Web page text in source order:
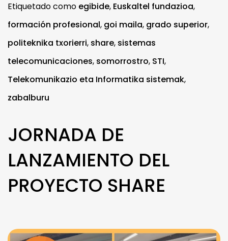
Etiquetado como egibide, Euskaltel fundazioa,
formación profesional, goi maila, grado superior,
politeknika txorierri, share, sistemas
telecomunicaciones, somorrostro, STI,
Telekomunikazio eta Informatika sistemak,
zabalburu
JORNADA DE
LANZAMIENTO DEL
PROYECTO SHARE